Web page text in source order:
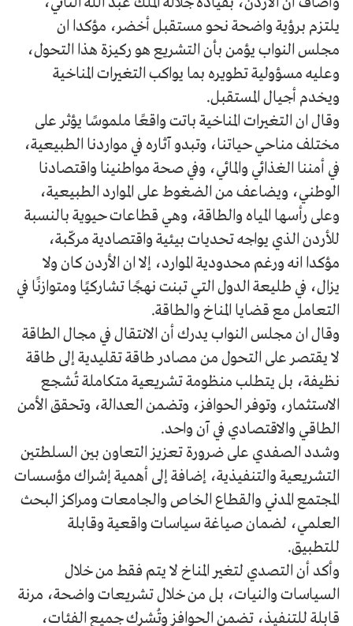
يلتزم برؤية واضحة نحو مستقبل أخضر، مؤكدا ان
مجلس النواب يؤمن بأن التشريع هو ركيزة هذا التحول،
وعليه مسؤولية تطويره بما يواكب التغيرات المناخية
ويخدم أجيال المستقبل.
وقال ان التغيرات المناخية باتت واقعًا ملموسًا يؤثر على
مختلف مناحي حياتنا، وتبدو آثاره في مواردنا الطبيعية،
في أمننا الغذائي والمائي، وفي صحة مواطنينا واقتصادنا
الوطني، ويضاعف من الضغوط على الموارد الطبيعية،
وعلى رأسها المياه والطاقة، وهي قطاعات حيوية بالنسبة
للأردن الذي يواجه تحديات بيئية واقتصادية مركّبة،
مؤكدا انه ورغم محدودية الموارد، إلا ان الأردن كان ولا
يزال، في طليعة الدول التي تبنت نهجًا تشاركيًا ومتوازنًا في
التعامل مع قضايا المناخ والطاقة.
وقال ان مجلس النواب يدرك أن الانتقال في مجال الطاقة
لا يقتصر على التحول من مصادر طاقة تقليدية إلى طاقة
نظيفة، بل يتطلب منظومة تشريعية متكاملة تُشجع
الاستثمار، وتوفر الحوافز، وتضمن العدالة، وتحقق الأمن
الطاقي والاقتصادي في آن واحد.
وشدد الصفدي على ضرورة تعزيز التعاون بين السلطتين
التشريعية والتنفيذية، إضافة إلى أهمية إشراك مؤسسات
المجتمع المدني والقطاع الخاص والجامعات ومراكز البحث
العلمي، لضمان صياغة سياسات واقعية وقابلة
للتطبيق.
وأكد أن التصدي لتغير المناخ لا يتم فقط من خلال
السياسات والنيات، بل من خلال تشريعات واضحة، مرنة
قابلة للتنفيذ، تضمن الحوافز وتُشرك جميع الفئات،